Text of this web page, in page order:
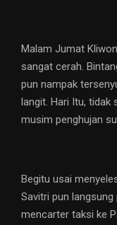
Malam Jumat
sangat cerah.
pun nampak
langit. Hari Itu, tidak
musim penghujan
Begitu usai
Savitri pun
mencarter taksi ke